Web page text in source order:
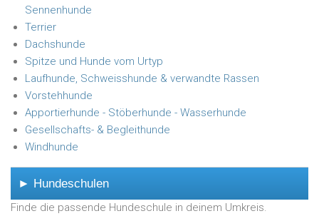
Sennenhunde
Terrier
Dachshunde
Spitze und Hunde vom Urtyp
Laufhunde, Schweisshunde & verwandte Rassen
Vorstehhunde
Apportierhunde - Stöberhunde - Wasserhunde
Gesellschafts- & Begleithunde
Windhunde
► Hundeschulen
Finde die passende Hundeschule in deinem Umkreis.